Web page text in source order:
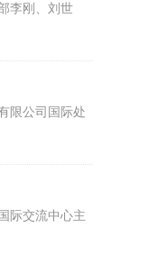
李刚、刘世
限公司国际处
际交流中心主